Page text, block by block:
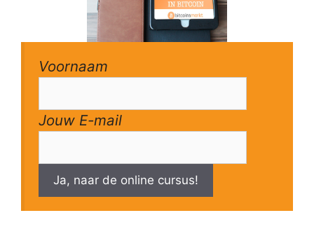
Voornaam
Jouw E-mail
Ja, naar de online cursus!